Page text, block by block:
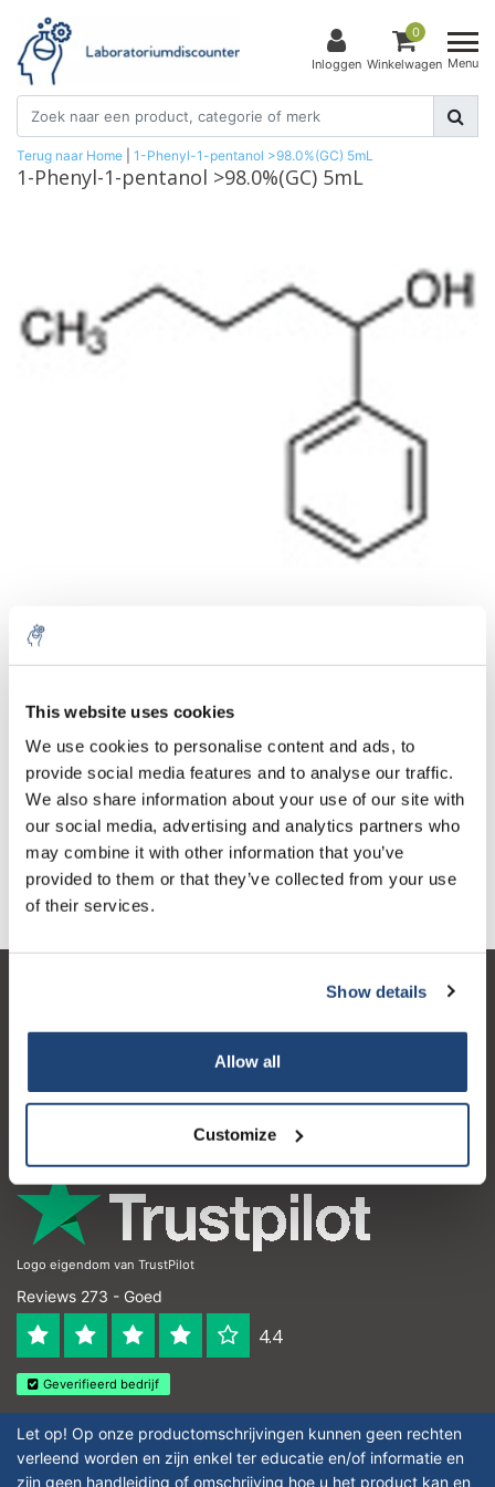
This website uses cookies
We use cookies to personalise content and ads, to
provide social media features and to analyse our traffic.
We also share information about your use of our site with
our social media, advertising and analytics partners who
may combine it with other information that you’ve
provided to them or that they’ve collected from your use
of their services.
Show details
Allow all
Customize
Inloggen
0
Winkelwagen Menu
Terug naar Home 1-Phenyl-1-pentanol >98.0%(GC) 5mL
1-Phenyl-1-pentanol >98.0%(GC) 5mL
1 Stuk Excl. btw
€121,88
Incl. btw
Toevoegen aan winkelwagen
Informatie
Contactgegevens
Logo eigendom van TrustPilot
Reviews 273 - Goed
4.4
Geverifieerd bedrijf
Let op! Op onze productomschrijvingen kunnen geen rechten
verleend worden en zijn enkel ter educatie en/of informatie en
zijn geen handleiding of omschrijving hoe u het product kan en